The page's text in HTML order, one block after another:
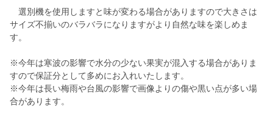
選別機を使用しますと味が変わる場合がありますので大きさは
サイズ不揃いのバラバラになりますがより自然な味を楽しめま
す。
※今年は寒波の影響で水分の少ない果実が混入する場合がありま
すので保証分として多めにお入れいたします。
※今年は長い梅雨や台風の影響で画像よりの傷や黒い点が多い場
合があります。